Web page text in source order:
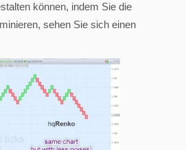
können, indem Sie die
sehen Sie sich einen